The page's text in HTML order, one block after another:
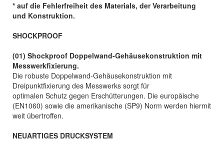
* auf die Fehlerfreiheit des Materials, der Verarbeitung
und Konstruktion.
SHOCKPROOF
(01) Shockproof Doppelwand-Gehäusekonstruktion mit
Messwerkfixierung.
Die robuste Doppelwand-Gehäusekonstruktion mit
Dreipunktfixierung des Messwerks sorgt für
optimalen Schutz gegen Erschütterungen. Die europäische
(EN1060) sowie die amerikanische (SP9) Norm werden hiermit
weit übertroffen.
NEUARTIGES DRUCKSYSTEM